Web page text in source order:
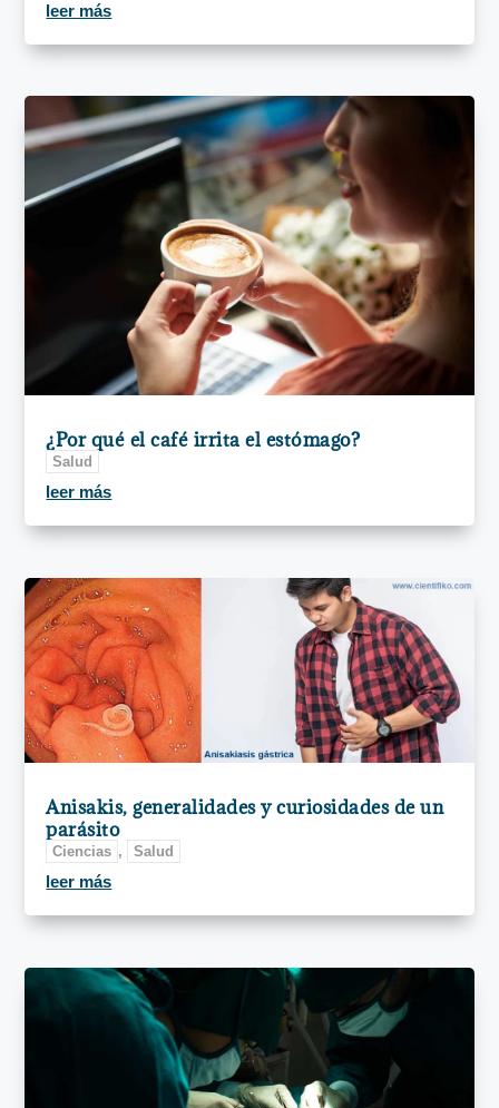
leer más
¿Por qué el café irrita el estómago?
Salud
leer más
Anisakis, generalidades y curiosidades de un
parásito
Ciencias , Salud
leer más